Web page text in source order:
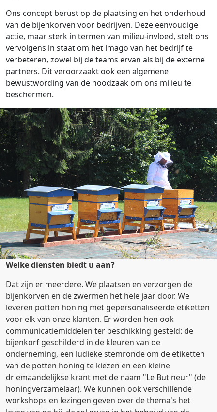
Ons concept berust op de plaatsing en het onderhoud
van de bijenkorven voor bedrijven. Deze eenvoudige
actie, maar sterk in termen van milieu-invloed, stelt ons
vervolgens in staat om het imago van het bedrijf te
verbeteren, zowel bij de teams ervan als bij de externe
partners. Dit veroorzaakt ook een algemene
bewustwording van de noodzaak om ons milieu te
beschermen.
Welke diensten biedt u aan?
Dat zijn er meerdere. We plaatsen en verzorgen de
bijenkorven en de zwermen het hele jaar door. We
leveren potten honing met gepersonaliseerde etiketten
voor elk van onze klanten. Er worden hen ook
communicatiemiddelen ter beschikking gesteld: de
bijenkorf geschilderd in de kleuren van de
onderneming, een ludieke stemronde om de etiketten
van de potten honing te kiezen en een kleine
driemaandelijkse krant met de naam "Le Butineur" (de
honingverzamelaar). We kunnen ook verschillende
workshops en lezingen geven over de thema's het